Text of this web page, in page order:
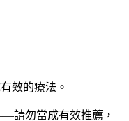
效的療法。
請勿當成有效推薦，